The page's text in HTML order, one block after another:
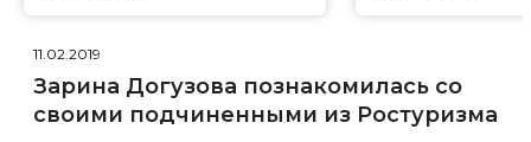
11.02.2019
Зарина Догузова познакомилась со
своими подчиненными из Ростуризма